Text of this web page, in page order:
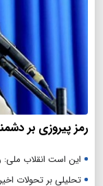
رمز پیروزی بر
این است انقلاب
تحلیلی بر تحولات